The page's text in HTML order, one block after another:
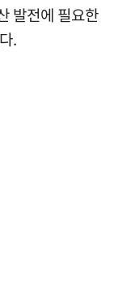
발전에 필요한
.